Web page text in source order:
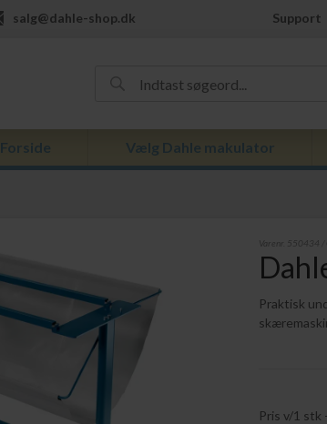
salg@dahle-shop.dk Support
Forside Vælg Dahle makulator
Varenr. 550434
Praktisk
Pris v/1 stk